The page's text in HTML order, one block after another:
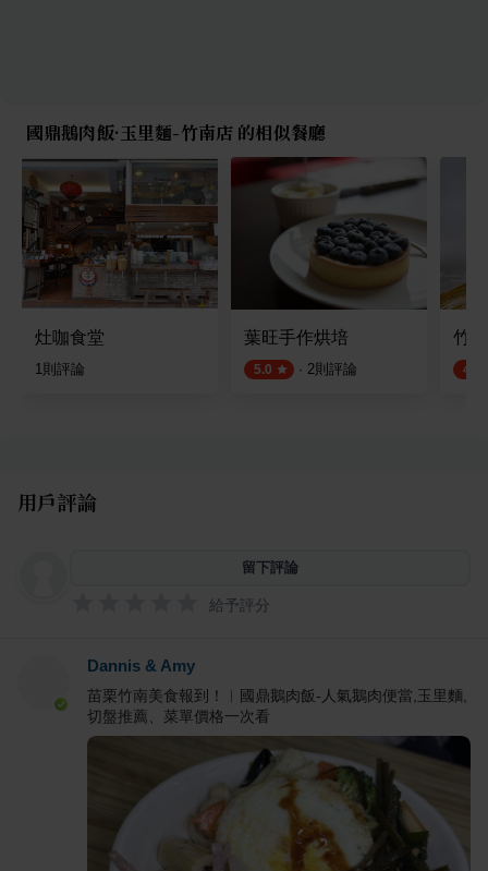
國鼎鵝肉飯·玉里麵-竹南店 的相似餐廳
灶咖食堂
1則評論
葉旺手作烘培
5.0 · 2則評論
竹
4.5
用戶評論
留下評論
給予評分
Dannis & Amy
苗栗竹南美食報到！︱國鼎鵝肉飯-人氣鵝肉便當,玉里麵,
切盤推薦、菜單價格一次看